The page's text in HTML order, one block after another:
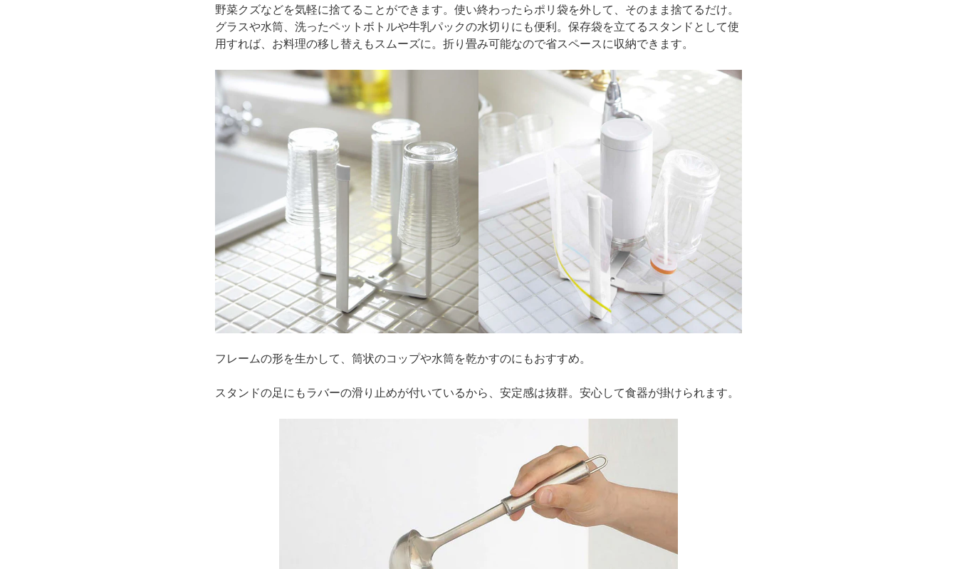
野菜クズなどを気軽に捨てることができます。使い終わったらポリ袋を外して、そのまま捨てるだけ。
グラスや水筒、洗ったペットボトルや牛乳パックの水切りにも便利。保存袋を立てるスタンドとして使
用すれば、お料理の移し替えもスムーズに。折り畳み可能なので省スペースに収納できます。
フレームの形を生かして、筒状のコップや水筒を乾かすのにもおすすめ。
スタンドの足にもラバーの滑り止めが付いているから、安定感は抜群。安心して食器が掛けられます。